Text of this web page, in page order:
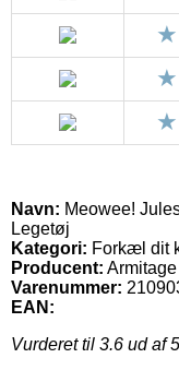
Navn: Meowee!
Legetøj
Kategori: Forkæl dit
Producent: Armitage
Varenummer:
EAN:
Vurderet til 3.6 ud af